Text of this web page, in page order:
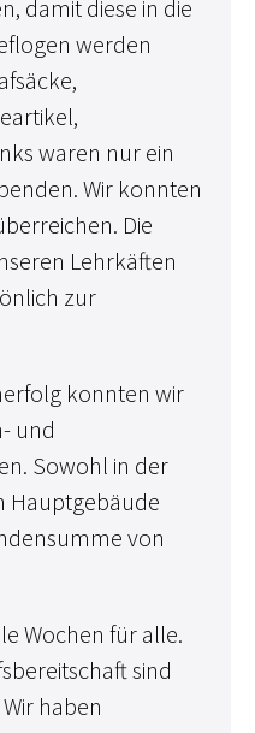
damit diese in die
werden
waren nur ein
Wir konnten
Die
Lehrkäften
zur
konnten wir
und
Sowohl in der
Hauptgebäude
von
Wochen für alle.
sind
haben